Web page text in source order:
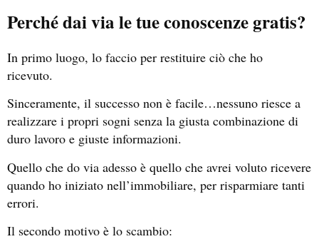
Perché dai via le tue conoscenze gratis?
In primo luogo, lo faccio per restituire ciò che ho
ricevuto.
Sinceramente, il successo non è facile…nessuno riesce a
realizzare i propri sogni senza la giusta combinazione di
duro lavoro e giuste informazioni.
Quello che do via adesso è quello che avrei voluto ricevere
quando ho iniziato nell’immobiliare, per risparmiare tanti
errori.
Il secondo motivo è lo scambio: